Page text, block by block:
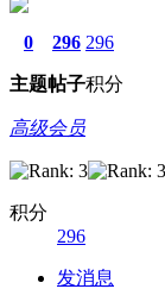
0
主题
296
帖子
296
积分
高级会员
积分
296
发消息